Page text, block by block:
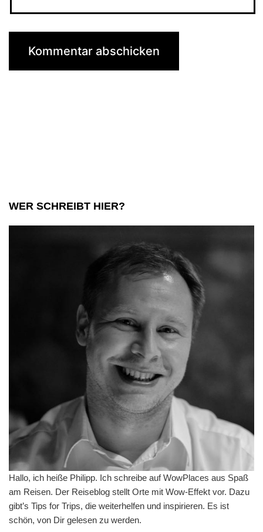
WER SCHREIBT HIER?
Hallo, ich heiße Philipp. Ich schreibe auf WowPlaces aus Spaß
am Reisen. Der Reiseblog stellt Orte mit Wow-Effekt vor. Dazu
gibt’s Tips for Trips, die weiterhelfen und inspirieren. Es ist
schön, von Dir gelesen zu werden.